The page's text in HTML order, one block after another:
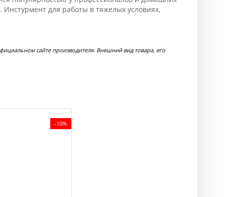
для работы в тяжелых условиях,
сайте производителя. Внешний вид товара, его
-10%